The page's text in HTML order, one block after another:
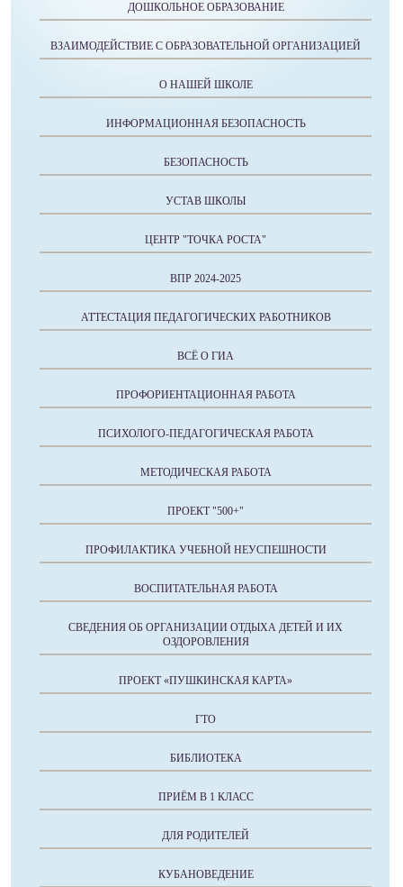
ДОШКОЛЬНОЕ ОБРАЗОВАНИЕ
ВЗАИМОДЕЙСТВИЕ С ОБРАЗОВАТЕЛЬНОЙ ОРГАНИЗАЦИЕЙ
О НАШЕЙ ШКОЛЕ
ИНФОРМАЦИОННАЯ БЕЗОПАСНОСТЬ
БЕЗОПАСНОСТЬ
УСТАВ ШКОЛЫ
ЦЕНТР "ТОЧКА РОСТА"
ВПР 2024-2025
АТТЕСТАЦИЯ ПЕДАГОГИЧЕСКИХ РАБОТНИКОВ
ВСЁ О ГИА
ПРОФОРИЕНТАЦИОННАЯ РАБОТА
ПСИХОЛОГО-ПЕДАГОГИЧЕСКАЯ РАБОТА
МЕТОДИЧЕСКАЯ РАБОТА
ПРОЕКТ "500+"
ПРОФИЛАКТИКА УЧЕБНОЙ НЕУСПЕШНОСТИ
ВОСПИТАТЕЛЬНАЯ РАБОТА
СВЕДЕНИЯ ОБ ОРГАНИЗАЦИИ ОТДЫХА ДЕТЕЙ И ИХ
ОЗДОРОВЛЕНИЯ
ПРОЕКТ «ПУШКИНСКАЯ КАРТА»
ГТО
БИБЛИОТЕКА
ПРИЁМ В 1 КЛАСС
ДЛЯ РОДИТЕЛЕЙ
КУБАНОВЕДЕНИЕ